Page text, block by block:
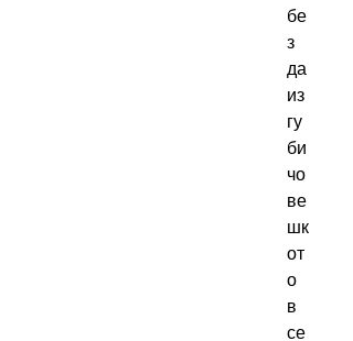
бе
з
да
из
гу
би
чо
ве
шк
от
о
в
се